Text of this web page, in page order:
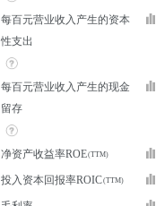
每百元营业收入产生的资本
性支出
每百元营业收入产生的现金
留存
净资产收益率ROE
投入资本回报率ROIC